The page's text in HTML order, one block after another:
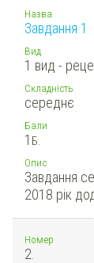
Назва
Завдання 1
Вид
1 вид -
Складність
середнє
Бали
1 Б.
Опис
Завдання
2018 рік
Номер
2.